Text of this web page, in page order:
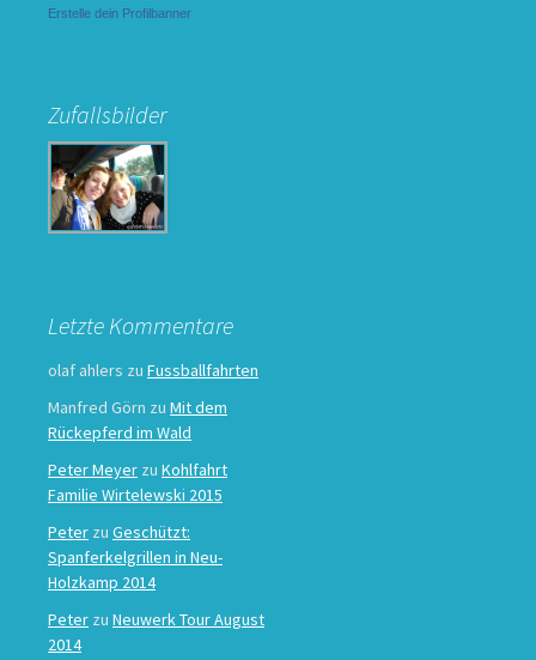
Erstelle dein Profilbanner
Zufallsbilder
Letzte Kommentare
olaf ahlers zu Fussballfahrten
Manfred Görn zu Mit dem
Rückepferd im Wald
Peter Meyer zu Kohlfahrt
Familie Wirtelewski 2015
Peter zu Geschützt:
Spanferkelgrillen in Neu-
Holzkamp 2014
Peter zu Neuwerk Tour August
2014